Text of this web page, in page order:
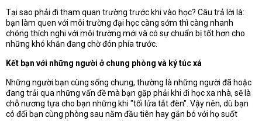
Tại sao phải đi tham quan trường trước khi vào học? Câu trả lời là:
bạn làm quen với môi trường đại học càng sớm thì càng nhanh
chóng thích nghi với môi trường mới và có sự chuẩn bị tốt hơn cho
những khó khăn đang chờ đón phía trước.
Kết bạn với những người ở chung phòng và ký túc xá
Những người bạn cùng sống chung, thường là những người đã hoặc
đang trải qua những vấn đề mà bạn gặp phải khi đi học xa nhà, sẽ là
chỗ nương tựa cho bạn những khi "tối lửa tắt đèn". Vậy nên, dù bạn
có đổi bạn cùng phòng sau năm đầu tiên hay gắn bó với họ suốt